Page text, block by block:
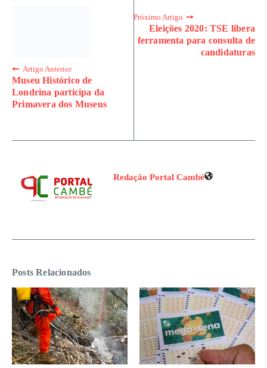
Artigo Anterior
Museu Histórico de
Londrina participa da
Primavera dos Museus
Próximo Artigo
Eleições 2020: TSE libera
ferramenta para consulta de
candidaturas
Redação Portal Cambé
Posts Relacionados